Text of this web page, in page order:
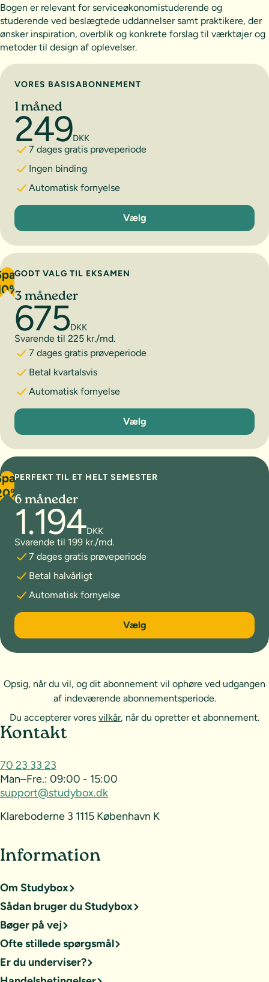
Bogen er relevant for serviceøkonomistuderende og
studerende ved beslægtede uddannelser samt praktikere, der
ønsker inspiration, overblik og konkrete forslag til værktøjer og
metoder til design af oplevelser.
Vælg abonnement
VORES BASISABONNEMENT
1 måned
249DKK
7 dages gratis prøveperiode
Ingen binding
Automatisk fornyelse
1 måned
Vælg
GODT VALG TIL EKSAMEN
3 måneder
675DKK
Svarende til 225 kr./md.
7 dages gratis prøveperiode
Betal kvartalsvis
Automatisk fornyelse
3 måneder
Vælg
PERFEKT TIL ET HELT SEMESTER
6 måneder
1.194DKK
Svarende til 199 kr./md.
7 dages gratis prøveperiode
Betal halvårligt
Automatisk fornyelse
6 måneder
Vælg
Opsig, når du vil, og dit abonnement vil ophøre ved udgangen
af indeværende abonnementsperiode.
Du accepterer vores vilkår, når du opretter et abonnement.
Sideoversigt og kontakt
Kontakt
70 23 33 23
Man–Fre.: 09:00 - 15:00
support@studybox.dk
Klareboderne 3 1115 København K
Information
Om Studybox
Sådan bruger du Studybox
Bøger på vej
Ofte stillede spørgsmål
Er du underviser?